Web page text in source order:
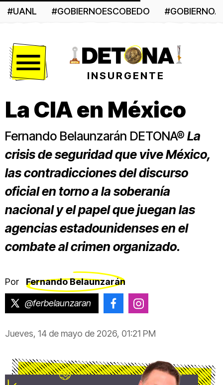
#UANL #GOBIERNOESCOBEDO
INSURGENTE
La CIA en México
Fernando Belaunzarán DETONA® La
crisis de seguridad que vive México,
las contradicciones del discurso
oficial en torno a la soberanía
nacional y el papel que juegan las
agencias estadounidenses en el
combate al crimen organizado.
Por Fernando Belaunzarán
@ferbelaunzaran @belaunzaran.fernando
Jueves, 14 de mayo de 2026, 01:21 PM